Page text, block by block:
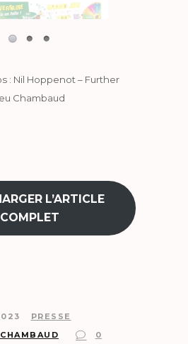
: Nil Hoppenot – Further
Chambaud
L’ARTICLE
COMPLET
PRESSE
0